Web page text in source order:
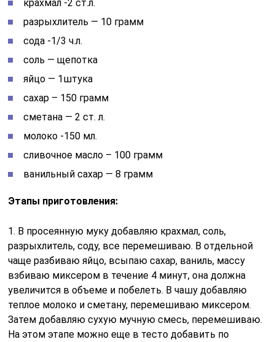
крахмал -2 ст.л.
разрыхлитель — 10 грамм
сода -1/3 ч.л.
соль — щепотка
яйцо — 1штука
сахар – 150 грамм
сметана — 2 ст. л.
молоко -150 мл.
сливочное масло – 100 грамм
ванильный сахар — 8 грамм
Этапы приготовления:
1. В просеянную муку добавляю крахмал, соль,
разрыхлитель, соду, все перемешиваю. В отдельной
чаще разбиваю яйцо, всыпаю сахар, ваниль, массу
взбиваю миксером в течение 4 минут, она должна
увеличится в объеме и побелеть. В чашу добавляю
теплое молоко и сметану, перемешиваю миксером.
Затем добавляю сухую мучную смесь, перемешиваю.
На этом этапе можно еще в тесто добавить по